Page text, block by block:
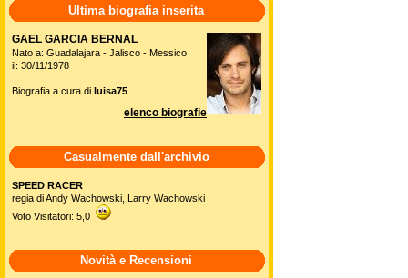
Ultima biografia inserita
GAEL GARCIA BERNAL
Nato a: Guadalajara - Jalisco - Messico
il: 30/11/1978
Biografia a cura di luisa75
elenco biografie
Casualmente dall'archivio
SPEED RACER
regia di Andy Wachowski, Larry Wachowski
Voto Visitatori: 5,0
Novità e Recensioni